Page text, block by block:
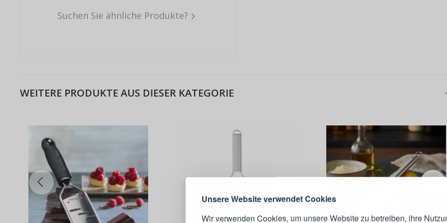
Unsere Website verwendet Cookies
Wir verwenden Cookies, um unsere Website zu betreiben, ihre
Suchen Sie ähnliche Produkte?
WEITERE PRODUKTE AUS DIESER KATEGORIE
ANMELDEN